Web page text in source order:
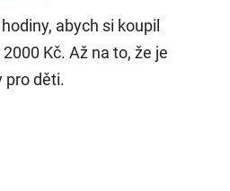
abych si koupil
Kč. Až na to, že je
pro děti.